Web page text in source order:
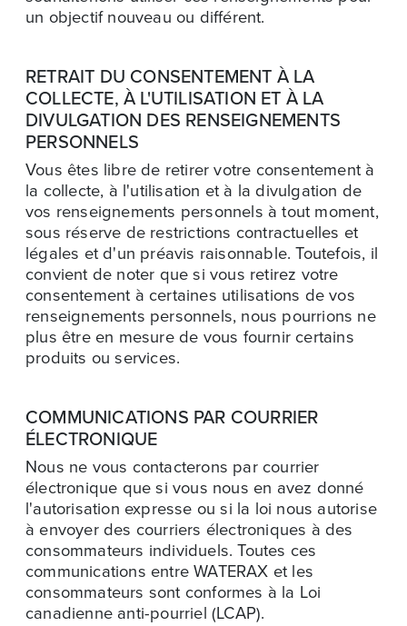
un objectif nouveau ou différent.
RETRAIT DU CONSENTEMENT À LA
COLLECTE, À L'UTILISATION ET À LA
DIVULGATION DES RENSEIGNEMENTS
PERSONNELS
Vous êtes libre de retirer votre consentement à
la collecte, à l'utilisation et à la divulgation de
vos renseignements personnels à tout moment,
sous réserve de restrictions contractuelles et
légales et d'un préavis raisonnable. Toutefois, il
convient de noter que si vous retirez votre
consentement à certaines utilisations de vos
renseignements personnels, nous pourrions ne
plus être en mesure de vous fournir certains
produits ou services.
COMMUNICATIONS PAR COURRIER
ÉLECTRONIQUE
Nous ne vous contacterons par courrier
électronique que si vous nous en avez donné
l'autorisation expresse ou si la loi nous autorise
à envoyer des courriers électroniques à des
consommateurs individuels. Toutes ces
communications entre WATERAX et les
consommateurs sont conformes à la Loi
canadienne anti-pourriel (LCAP).